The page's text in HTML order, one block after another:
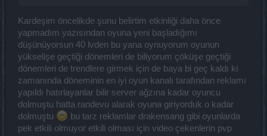
Kardeşim öncelikde şunu belirtim etkinliği daha önce
yapmadım yazısından oyuna yeni başladığımı
düşünüyorsun 40 lvden bu yana oynuyorum oyunun
yükselişe geçtiği dönemleri de biliyorum çöküşe geçtiği
dönemleri de trendlere girmek için de baya bi geç kaldı ki
zamanında döneminin en iyi oyun kanalı tarafından reklamı
yapıldı hatırlayanlar bilir server ağzına kadar oyuncu
dolmuştu hatta randevu alarak oyuna giriyorduk o kadar
dolmuştu
bu tarz reklamlar drakensang gibi oyunlarda
pek etkili olmuyor etkili olması için video çekenlerin pvp